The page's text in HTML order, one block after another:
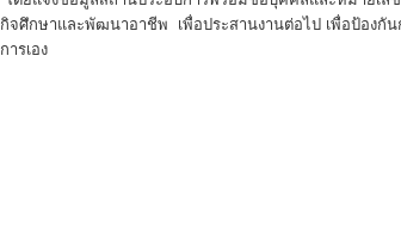
กิจศึกษาและพัฒนาอาชีพ เพื่อประสานงานต่อไป เพื่อป้อง
การเอง